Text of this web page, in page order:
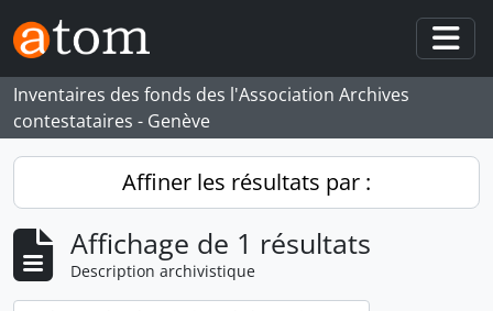
Skip to main content
Inventaires des fonds des l'Association Archives
contestataires - Genève
Affiner les résultats par :
Affichage de 1 résultats
Description archivistique